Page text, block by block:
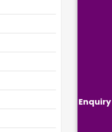
Enquiry